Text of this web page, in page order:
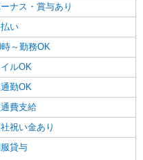
ナス・賞与あり
払い
時～勤務OK
ルOK
勤OK
費支給
祝い金あり
貸与